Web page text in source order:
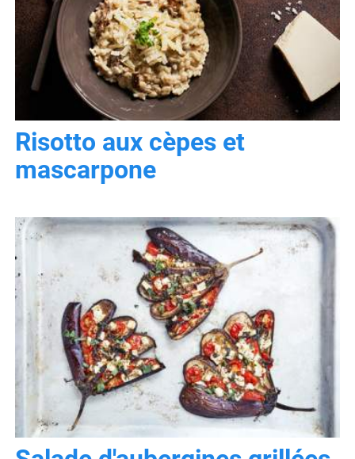
Risotto aux cèpes et
mascarpone